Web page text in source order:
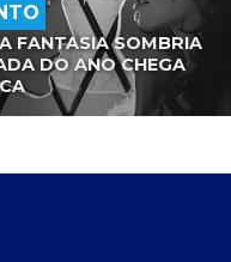
A FANTASIA SOMBRIA
DO ANO CHEGA